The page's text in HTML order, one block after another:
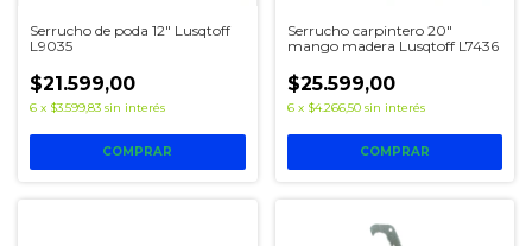
Serrucho de poda 12" Lusqtoff
L9035
$21.599,00
6 x $3.599,83 sin interés
Serrucho carpintero 20"
mango madera Lusqtoff L7436
$25.599,00
6 x $4.266,50 sin interés